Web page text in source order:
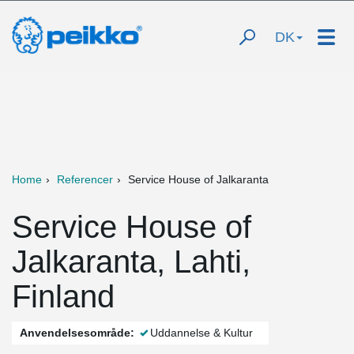
DK
Home Referencer Service House of Jalkaranta
Service House of
Jalkaranta, Lahti,
Finland
Anvendelsesområde: Uddannelse & Kultur